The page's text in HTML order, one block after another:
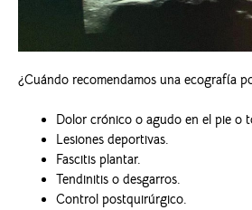
¿Cuándo recomendamos una ecografía
Dolor crónico o agudo en el pie o
Lesiones deportivas.
Fascitis plantar.
Tendinitis o desgarros.
Control postquirúrgico.